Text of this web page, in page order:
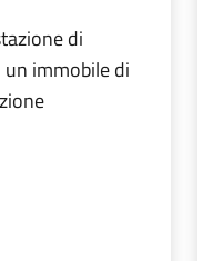
di
immobile di